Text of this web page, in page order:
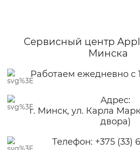
Сервисный центр
Минска
Работаем ежедневно с
Адрес:
г. Минск, ул. Карла
двора)
Телефон: +375 (33)